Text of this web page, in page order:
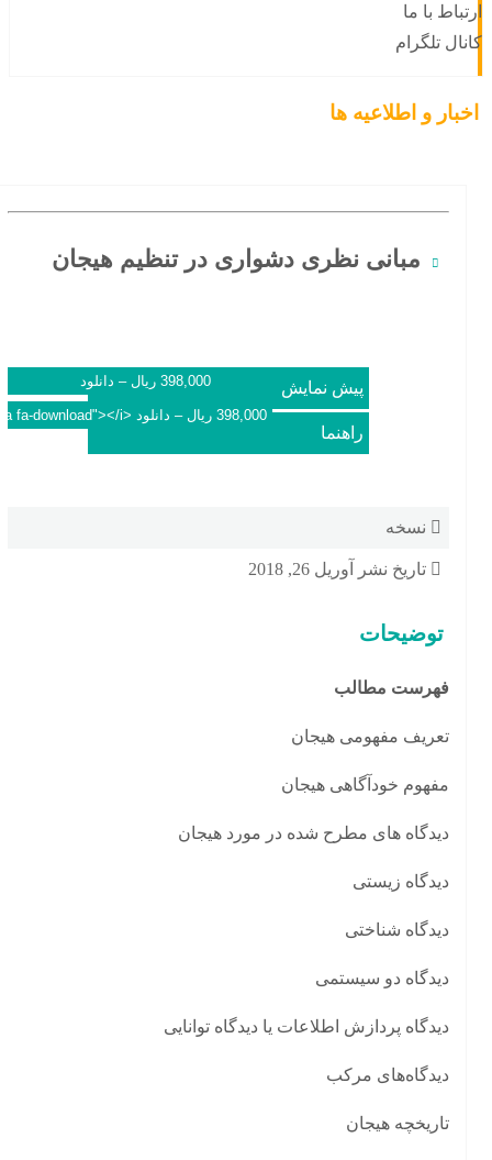
ارتباط با ما
کانال تلگرام
اخبار و اطلاعیه ها
مبانی نظری دشواری در تنظیم هیجان
398,000 ریال – دانلود پیش نمایش
راهنما
نسخه
تاریخ نشر آوریل 26, 2018
توضیحات
فهرست مطالب
تعریف مفهومی هیجان
مفهوم خودآگاهی هیجان
دیدگاه های مطرح شده در مورد هیجان
دیدگاه زیستی
دیدگاه شناختی
دیدگاه دو سیستمی
دیدگاه پردازش اطلاعات یا دیدگاه توانایی
دیدگاه‌های مرکب
تاریخچه هیجان